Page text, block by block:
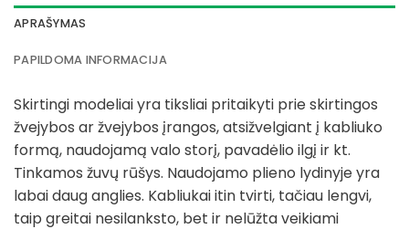
APRAŠYMAS
PAPILDOMA INFORMACIJA
Skirtingi modeliai yra tiksliai pritaikyti prie skirtingos
žvejybos ar žvejybos įrangos, atsižvelgiant į kabliuko
formą, naudojamą valo storį, pavadėlio ilgį ir kt.
Tinkamos žuvų rūšys. Naudojamo plieno lydinyje yra
labai daug anglies. Kabliukai itin tvirti, tačiau lengvi,
taip greitai nesilanksto, bet ir nelūžta veikiami